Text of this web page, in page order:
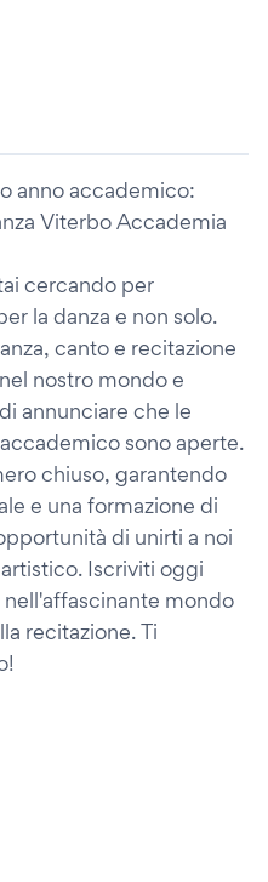
anno accademico:
Viterbo Accademia
cercando per
la danza e non solo.
canto e recitazione
nostro mondo e
annunciare che le
sono aperte.
chiuso, garantendo
e una formazione di
di unirti a noi
Iscriviti oggi
nell'affascinante mondo
recitazione. Ti